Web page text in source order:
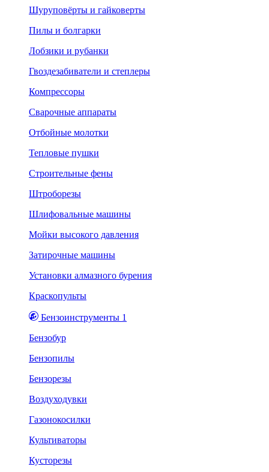
Шуруповёрты и гайковерты
Пилы и болгарки
Лобзики и рубанки
Гвоздезабиватели и степлеры
Компрессоры
Сварочные аппараты
Отбойные молотки
Тепловые пушки
Строительные фены
Штроборезы
Шлифовальные машины
Мойки высокого давления
Затирочные машины
Установки алмазного бурения
Краскопульты
Бензоинструменты 1
Бензобур
Бензопилы
Бензорезы
Воздуходувки
Газонокосилки
Культиваторы
Кусторезы